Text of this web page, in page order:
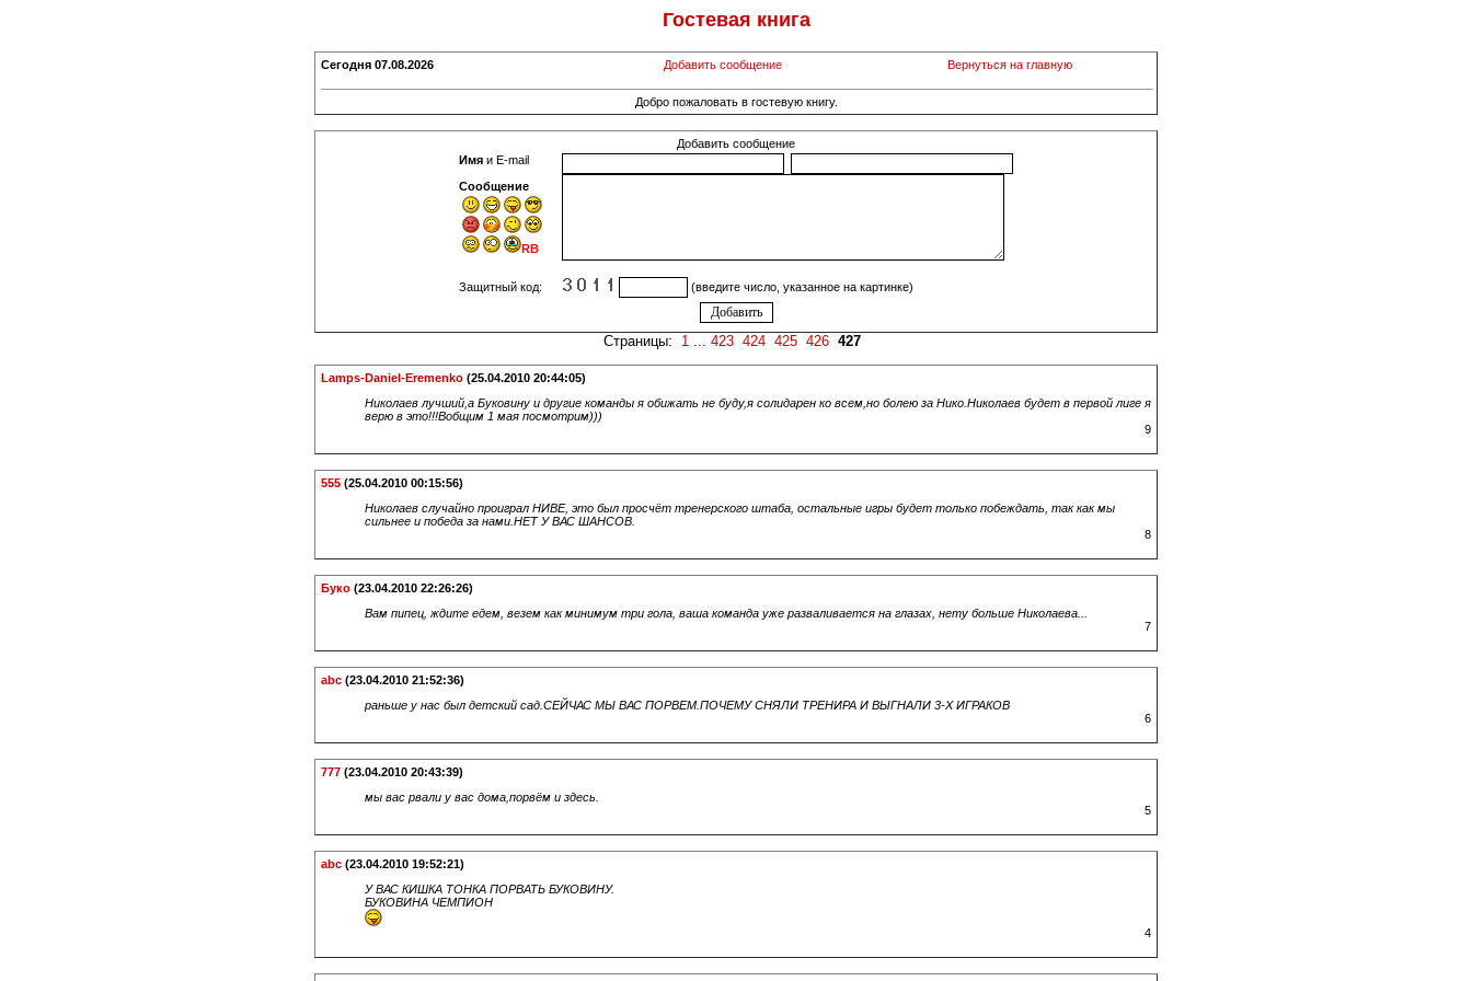
Гостевая книга
Сегодня 07.08.2026 Добавить сообщение Вернуться на главную
Добро пожаловать в гостевую книгу.
Добавить сообщение
Имя и E-mail
Сообщение
RB
Защитный код: (введите число, указанное на картинке)
Страницы: 1... 423 424 425 426 427
Lamps-Daniel-Eremenko (25.04.2010 20:44:05)
Николаев лучший,а Буковину и другие команды я обижать не буду,я солидарен ко всем,но болею за Нико.Николаев будет в первой лиге я
верю в это!!!Вобщим 1 мая посмотрим)))
9
555 (25.04.2010 00:15:56)
Николаев случайно проиграл НИВЕ, это был просчёт тренерского штаба, остальные игры будет только побеждать, так как мы
сильнее и победа за нами.НЕТ У ВАС ШАНСОВ.
8
Буко (23.04.2010 22:26:26)
Вам пипец, ждите едем, везем как минимум три гола, ваша команда уже разваливается на глазах, нету больше Николаева...
7
abc (23.04.2010 21:52:36)
раньше у нас был детский сад.СЕЙЧАС МЫ ВАС ПОРВЕМ.ПОЧЕМУ СНЯЛИ ТРЕНИРА И ВЫГНАЛИ 3-Х ИГРАКОВ
6
777 (23.04.2010 20:43:39)
мы вас рвали у вас дома,порвём и здесь.
5
abc (23.04.2010 19:52:21)
У ВАС КИШКА ТОНКА ПОРВАТЬ БУКОВИНУ.
БУКОВИНА ЧЕМПИОН
4